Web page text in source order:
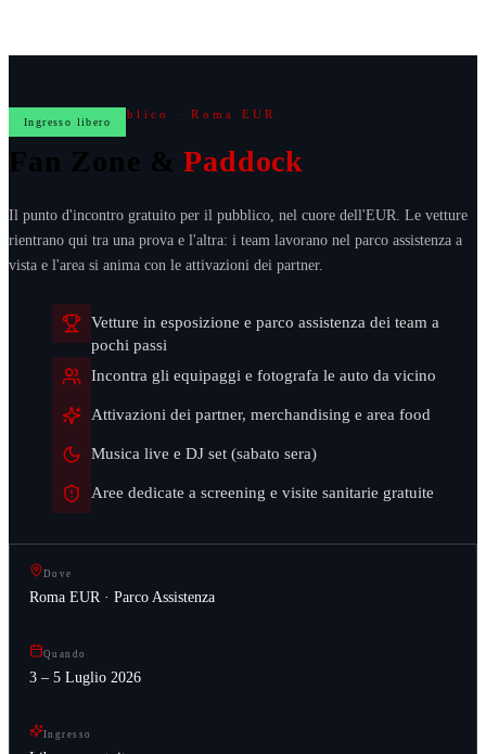
Ingresso libero
Cuore del pubblico · Roma EUR
Fan Zone &Paddock
Il punto d'incontro gratuito per il pubblico, nel cuore dell'EUR. Le vetture
rientrano qui tra una prova e l'altra: i team lavorano nel parco assistenza a
vista e l'area si anima con le attivazioni dei partner.
Vetture in esposizione e parco assistenza dei team a
pochi passi
Incontra gli equipaggi e fotografa le auto da vicino
Attivazioni dei partner, merchandising e area food
Musica live e DJ set (sabato sera)
Aree dedicate a screening e visite sanitarie gratuite
Dove
Roma EUR · Parco Assistenza
Quando
3 – 5 Luglio 2026
Ingresso